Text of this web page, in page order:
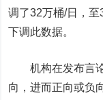
调了32万桶/日，
下调此数据。
机构在发布言
向，进而正向或负